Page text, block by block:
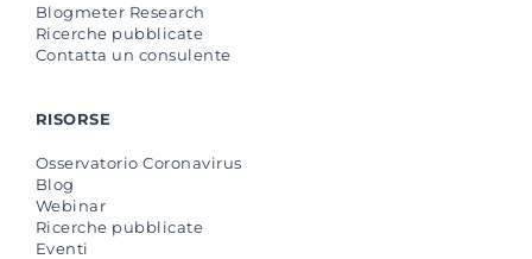
Blogmeter Research
Ricerche pubblicate
Contatta un consulente
RISORSE
Osservatorio Coronavirus
Blog
Webinar
Ricerche pubblicate
Eventi